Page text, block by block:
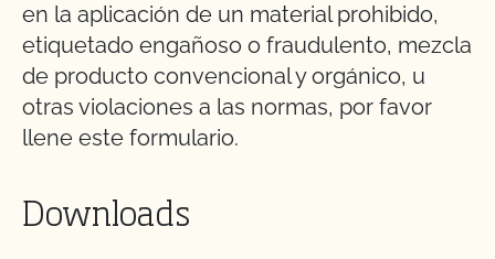
en la aplicación de un material prohibido,
etiquetado engañoso o fraudulento, mezcla
de producto convencional y orgánico, u
otras violaciones a las normas, por favor
llene este formulario.
Downloads